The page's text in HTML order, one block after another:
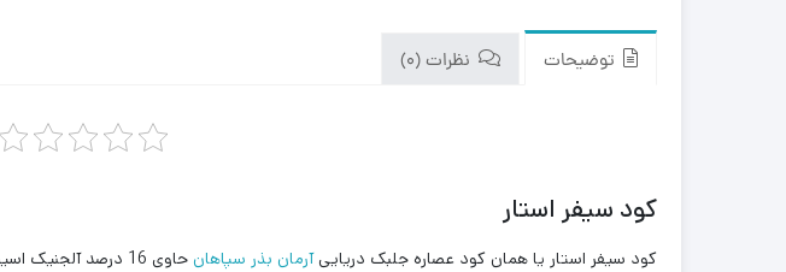
توضیحات نظرات (0)
کود سیفر استار
کود سیفر استار یا همان کود عصاره جلبک دریاییآرمان بذر سپاهان